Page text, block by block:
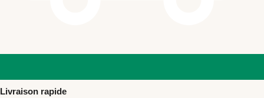
Livraison rapide